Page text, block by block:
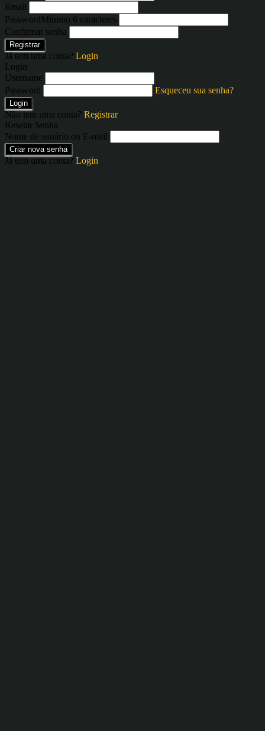
Email
PasswordMínimo 6 caracteres
Confirmar senha
Registrar
Já tem uma conta? Login
Login
Username
Password
Esqueceu sua senha?
Login
Não tem uma conta? Registrar
Resetar Senha
Nome de usuário ou E-mail
Criar nova senha
Já tem uma conta? Login